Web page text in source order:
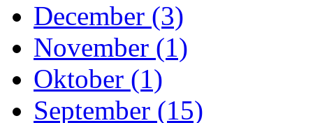
December (3)
November (1)
Oktober (1)
September (15)